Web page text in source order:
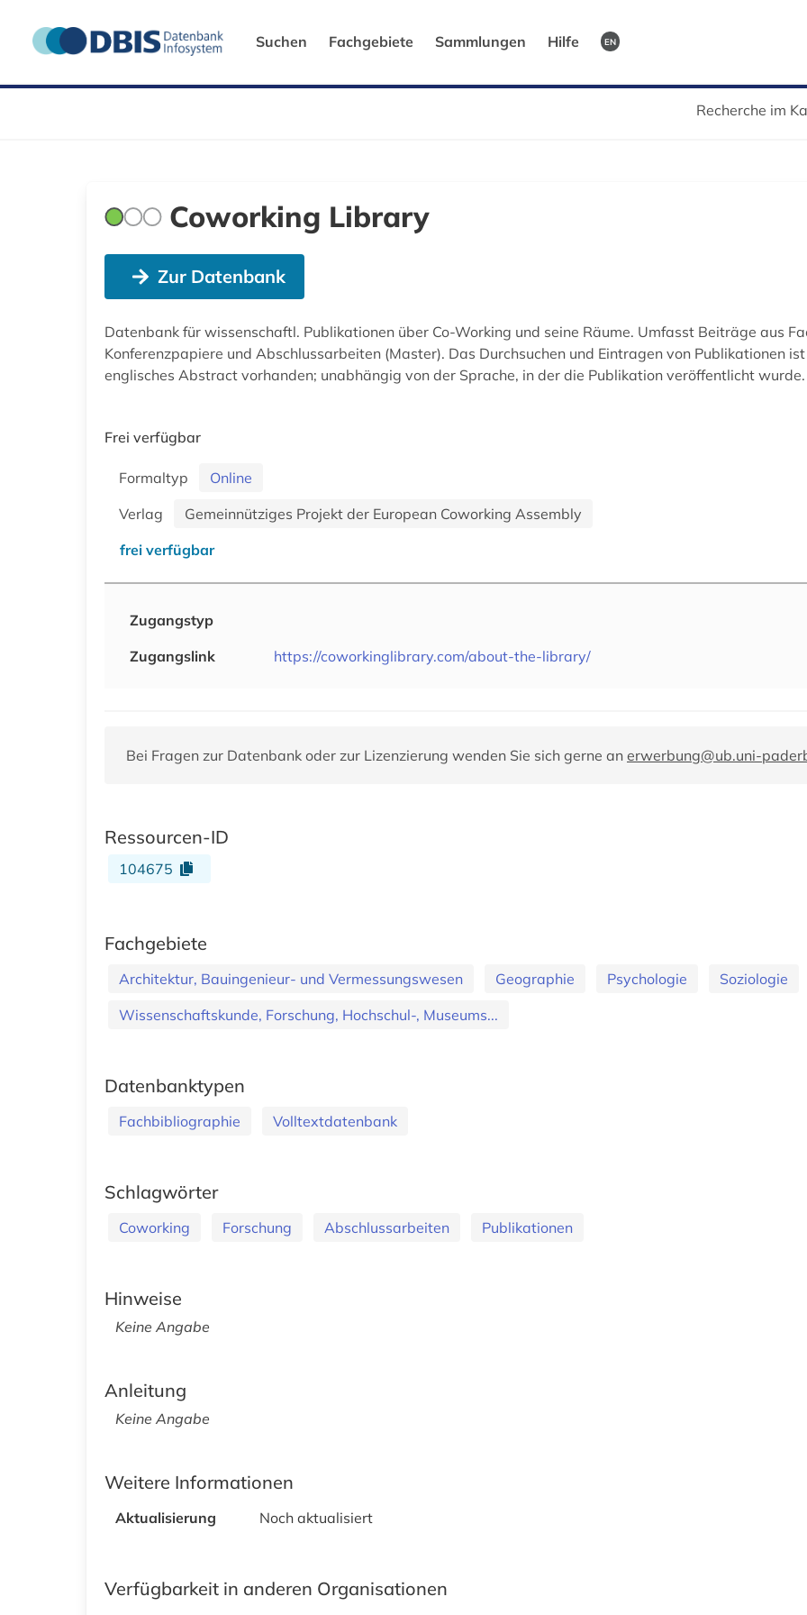
Suchen Fachgebiete Sammlungen Hilfe EN
Recherche im
Coworking Library
Zur Datenbank
Datenbank für wissenschaftl. Publikationen über Co-Working und seine Räume. Umfasst Beiträge aus
Konferenzpapiere und Abschlussarbeiten (Master). Das Durchsuchen und Eintragen von Publikationen
englisches Abstract vorhanden; unabhängig von der Sprache, in der die Publikation veröffentlicht wurde.
Frei verfügbar
Formaltyp
Online
Verlag
Gemeinnütziges Projekt der European Coworking Assembly
frei verfügbar
Zugangstyp
Zugangslink
https://coworkinglibrary.com/about-the-library/
Bei Fragen zur Datenbank oder zur Lizenzierung wenden Sie sich gerne an erwerbung@ub.uni-
Ressourcen-ID
104675
Fachgebiete
Architektur, Bauingenieur- und Vermessungswesen Geographie Psychologie Soziologie
Wissenschaftskunde, Forschung, Hochschul-, Museums...
Datenbanktypen
Fachbibliographie Volltextdatenbank
Schlagwörter
Coworking Forschung Abschlussarbeiten Publikationen
Hinweise
Keine Angabe
Anleitung
Keine Angabe
Weitere Informationen
Aktualisierung Noch aktualisiert
Verfügbarkeit in anderen Organisationen